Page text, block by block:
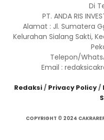
Di
PT. ANDA RIS
Alamat : Jl. Sumatera
Kelurahan Sialang Sakti,
Telepon/
Email :
Redaksi/ Privacy Policy/
COPYRIGHT © 2024